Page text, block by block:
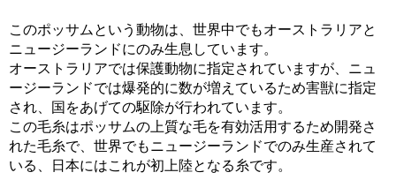
このポッサムという動物は、世界中でもオーストラリアと
ニュージーランドにのみ生息しています。
オーストラリアでは保護動物に指定されていますが、ニュ
ージーランドでは爆発的に数が増えているため害獣に指定
され、国をあげての駆除が行われています。
この毛糸はポッサムの上質な毛を有効活用するため開発さ
れた毛糸で、世界でもニュージーランドでのみ生産されて
いる、日本にはこれが初上陸となる糸です。